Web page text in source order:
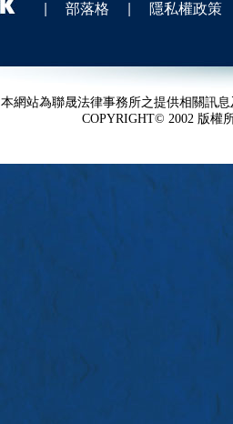
| 部落格 | 隱私權政策
本網站為聯晟法律事務所之提供相關訊
COPYRIGHT© 2002 版權